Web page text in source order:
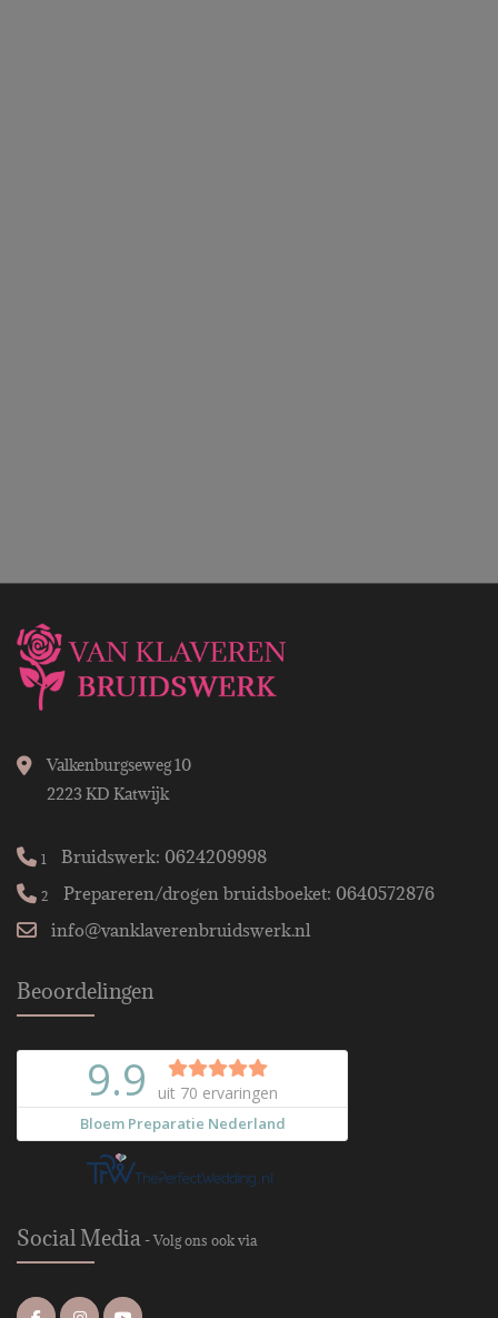
Valkenburgseweg 10
2223 KD Katwijk
1 Bruidswerk: 0624209998
2
Prepareren/drogen bruidsboeket: 0640572876
info@vanklaverenbruidswerk.nl
Beoordelingen
Social Media - Volg ons ook via